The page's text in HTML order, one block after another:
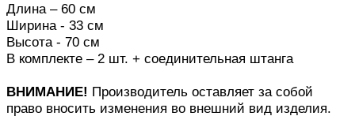
Длина – 60 см
Ширина - 33 см
Высота - 70 см
В комплекте – 2 шт. + соединительная штанга
ВНИМАНИЕ! Производитель оставляет за собой
право вносить изменения во внешний вид изделия.